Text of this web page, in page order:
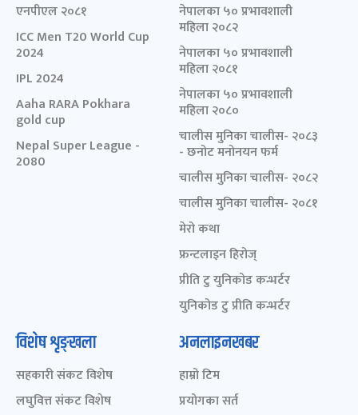
एनपीएल २०८१
ICC Men T20 World Cup
2024
IPL 2024
Aaha RARA Pokhara
gold cup
Nepal Super League -
2080
नेपालका ५० प्रभावशाली
महिला २०८२
नेपालका ५० प्रभावशाली
महिला २०८१
नेपालका ५० प्रभावशाली
महिला २०८०
चालीस मुनिका चालीस- २०८३
- छनोट मनोनयन फर्म
चालीस मुनिका चालीस- २०८२
चालीस मुनिका चालीस- २०८१
मेरो कथा
फ्रन्टलाइन हिरोज्
प्रीति टु युनिकोड कन्भर्टर
युनिकोड टु प्रीति कन्भर्टर
विशेष शृङ्खला
सहकारी संकट विशेष
लघुवित्त संकट विशेष
अनलाइनखबर
हाम्रो टिम
प्रयोगका सर्त